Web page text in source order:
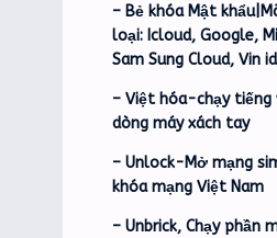
– Bẻ khóa Mật
loại: Icloud, Google,
Sam Sung Cloud, Vin
– Việt hóa-chạy tiếng
dòng máy xách tay
– Unlock-Mở mạng
khóa mạng Việt Nam
– Unbrick, Chạy phần